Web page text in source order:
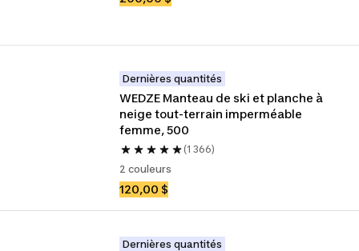
Dernières quantités
WEDZE Manteau de ski et planche à
neige tout-terrain imperméable
femme, 500
(1 366)
2 couleurs
120,00 $
Dernières quantités